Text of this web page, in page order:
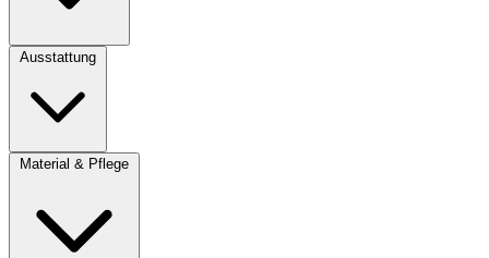
Ausstattung
Material & Pflege